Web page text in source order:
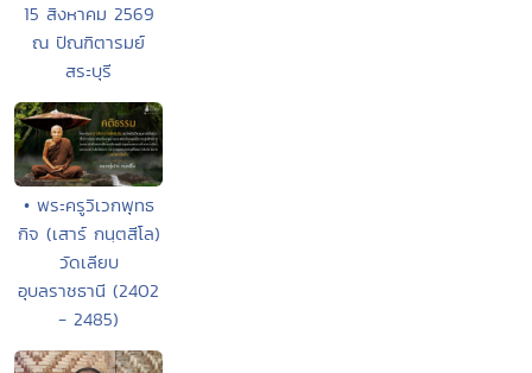
15 สิงหาคม 2569
ณ ปัณฑิตารมย์
สระบุรี
• พระครูวิเวกพุทธ
กิจ (เสาร์ กนฺตสีโล)
วัดเลียบ
อุบลราชธานี (2402
- 2485)